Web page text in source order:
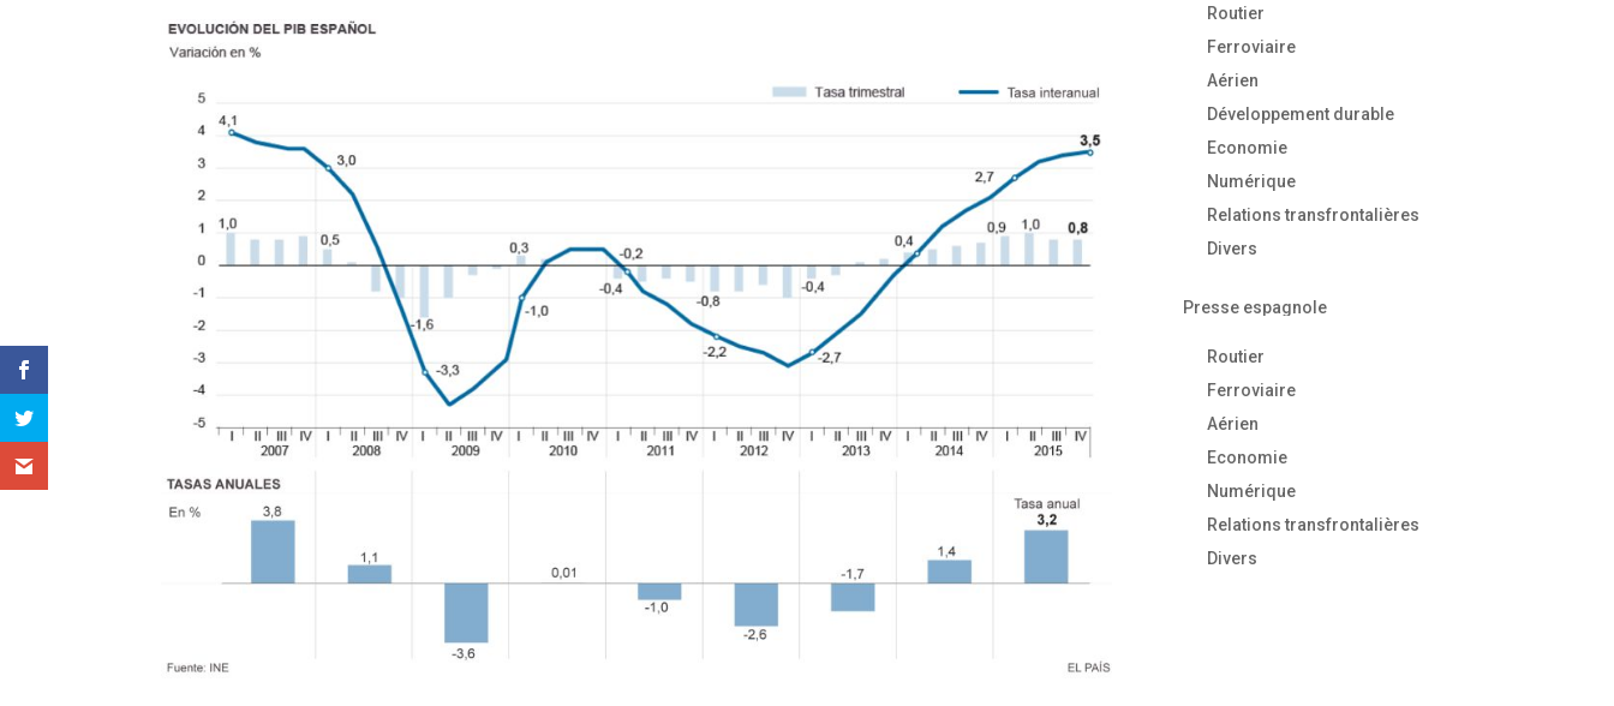
Routier
Ferroviaire
Aérien
Développement durable
Economie
Numérique
Relations transfrontalières
Divers
Presse espagnole
Routier
Ferroviaire
Aérien
Economie
Numérique
Relations transfrontalières
Divers